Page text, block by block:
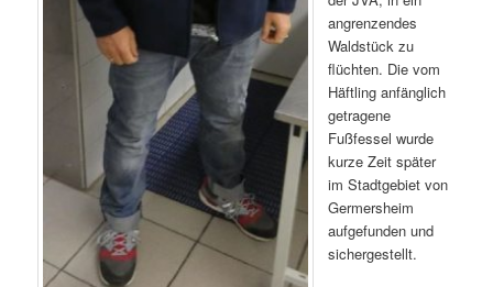
angrenzendes
Waldstück zu
flüchten. Die vom
Häftling anfänglich
getragene
Fußfessel wurde
kurze Zeit später
im Stadtgebiet von
Germersheim
aufgefunden und
sichergestellt.